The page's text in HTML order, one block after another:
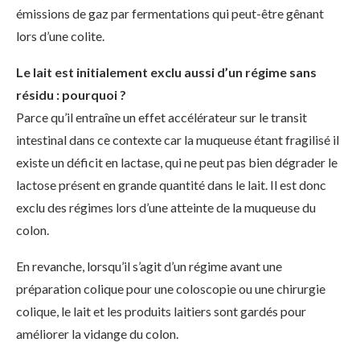
émissions de gaz par fermentations qui peut-être gênant
lors d’une colite.
Le lait est initialement exclu aussi d’un régime sans
résidu : pourquoi ?
Parce qu’il entraîne un effet accélérateur sur le transit
intestinal dans ce contexte car la muqueuse étant fragilisé il
existe un déficit en lactase, qui ne peut pas bien dégrader le
lactose présent en grande quantité dans le lait. Il est donc
exclu des régimes lors d’une atteinte de la muqueuse du
colon.
En revanche, lorsqu’il s’agit d’un régime avant une
préparation colique pour une coloscopie ou une chirurgie
colique, le lait et les produits laitiers sont gardés pour
améliorer la vidange du colon.